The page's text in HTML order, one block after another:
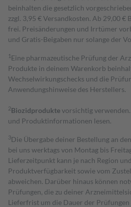
beinhalten die gesetzlich
zzgl. 3,95 € Versandkosten. Ab 29,00
frei. Preisänderungen und Irrtümer
und Gratis-Beigaben nur solange der
1 Eine pharmazeutische Prüfung der
Produkte in deinem Warenkorb
Wechselwirkungschecks und die
Anwendungshinweise des Herstellers.
2Biozidproduktevorsichtig
und Produktinformationen lesen.
3Die Übergabe deiner Bestellung an
bei uns werktags von Montag bis
Lieferzeitpunkt kann je nach Region
Produktverfügbarkeit sowie vom
abweichen. Darüber hinaus können
Prüfungen, die zu deiner
Lieferfrist um die Dauer der